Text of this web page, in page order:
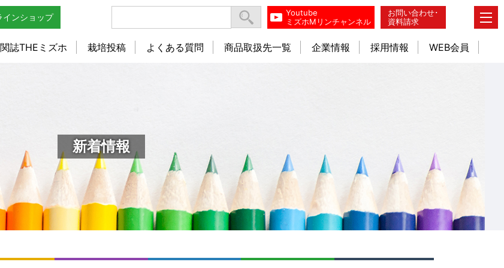
お問い合わせ･
資料請求
Youtube
ミズホMリンチャンネル
インショップ
誌THEミズホ 栽培投稿 よくある質問 商品取扱先一覧 企業情報 採用情報 WEB会員
新着情報